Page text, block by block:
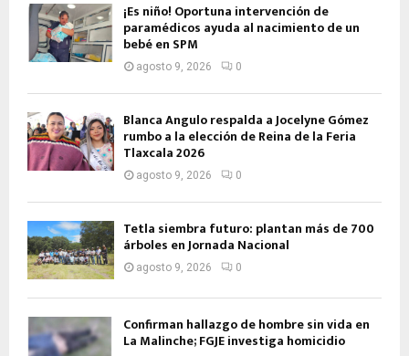
¡Es niño! Oportuna intervención de
paramédicos ayuda al nacimiento de un
bebé en SPM
agosto 9, 2026 0
Blanca Angulo respalda a Jocelyne Gómez
rumbo a la elección de Reina de la Feria
Tlaxcala 2026
agosto 9, 2026 0
Tetla siembra futuro: plantan más de 700
árboles en Jornada Nacional
agosto 9, 2026 0
Confirman hallazgo de hombre sin vida en
La Malinche; FGJE investiga homicidio